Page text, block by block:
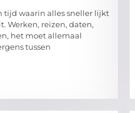
tijd waarin alles sneller lijkt
Werken, reizen, daten,
het moet allemaal
tussen